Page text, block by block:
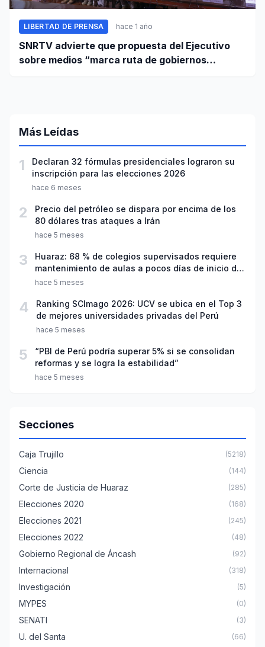
LIBERTAD DE PRENSA hace 1 año
SNRTV advierte que propuesta del Ejecutivo
sobre medios “marca ruta de gobiernos
Más Leídas
1
Declaran 32 fórmulas presidenciales lograron su
inscripción para las elecciones 2026
hace 6 meses
2
Precio del petróleo se dispara por encima de los
80 dólares tras ataques a Irán
hace 5 meses
3
Huaraz: 68 % de colegios supervisados requiere
mantenimiento de aulas a pocos días de inicio del
año escolar 2026
hace 5 meses
4
Ranking SCImago 2026: UCV se ubica en el Top 3
de mejores universidades privadas del Perú
hace 5 meses
5
“PBI de Perú podría superar 5% si se consolidan
reformas y se logra la estabilidad”
hace 5 meses
Secciones
Caja Trujillo (5218)
Ciencia (144)
Corte de Justicia de Huaraz (285)
Elecciones 2020 (168)
Elecciones 2021 (245)
Elecciones 2022 (48)
Gobierno Regional de Áncash (92)
Internacional (318)
Investigación (5)
MYPES (0)
SENATI (3)
U. del Santa (66)